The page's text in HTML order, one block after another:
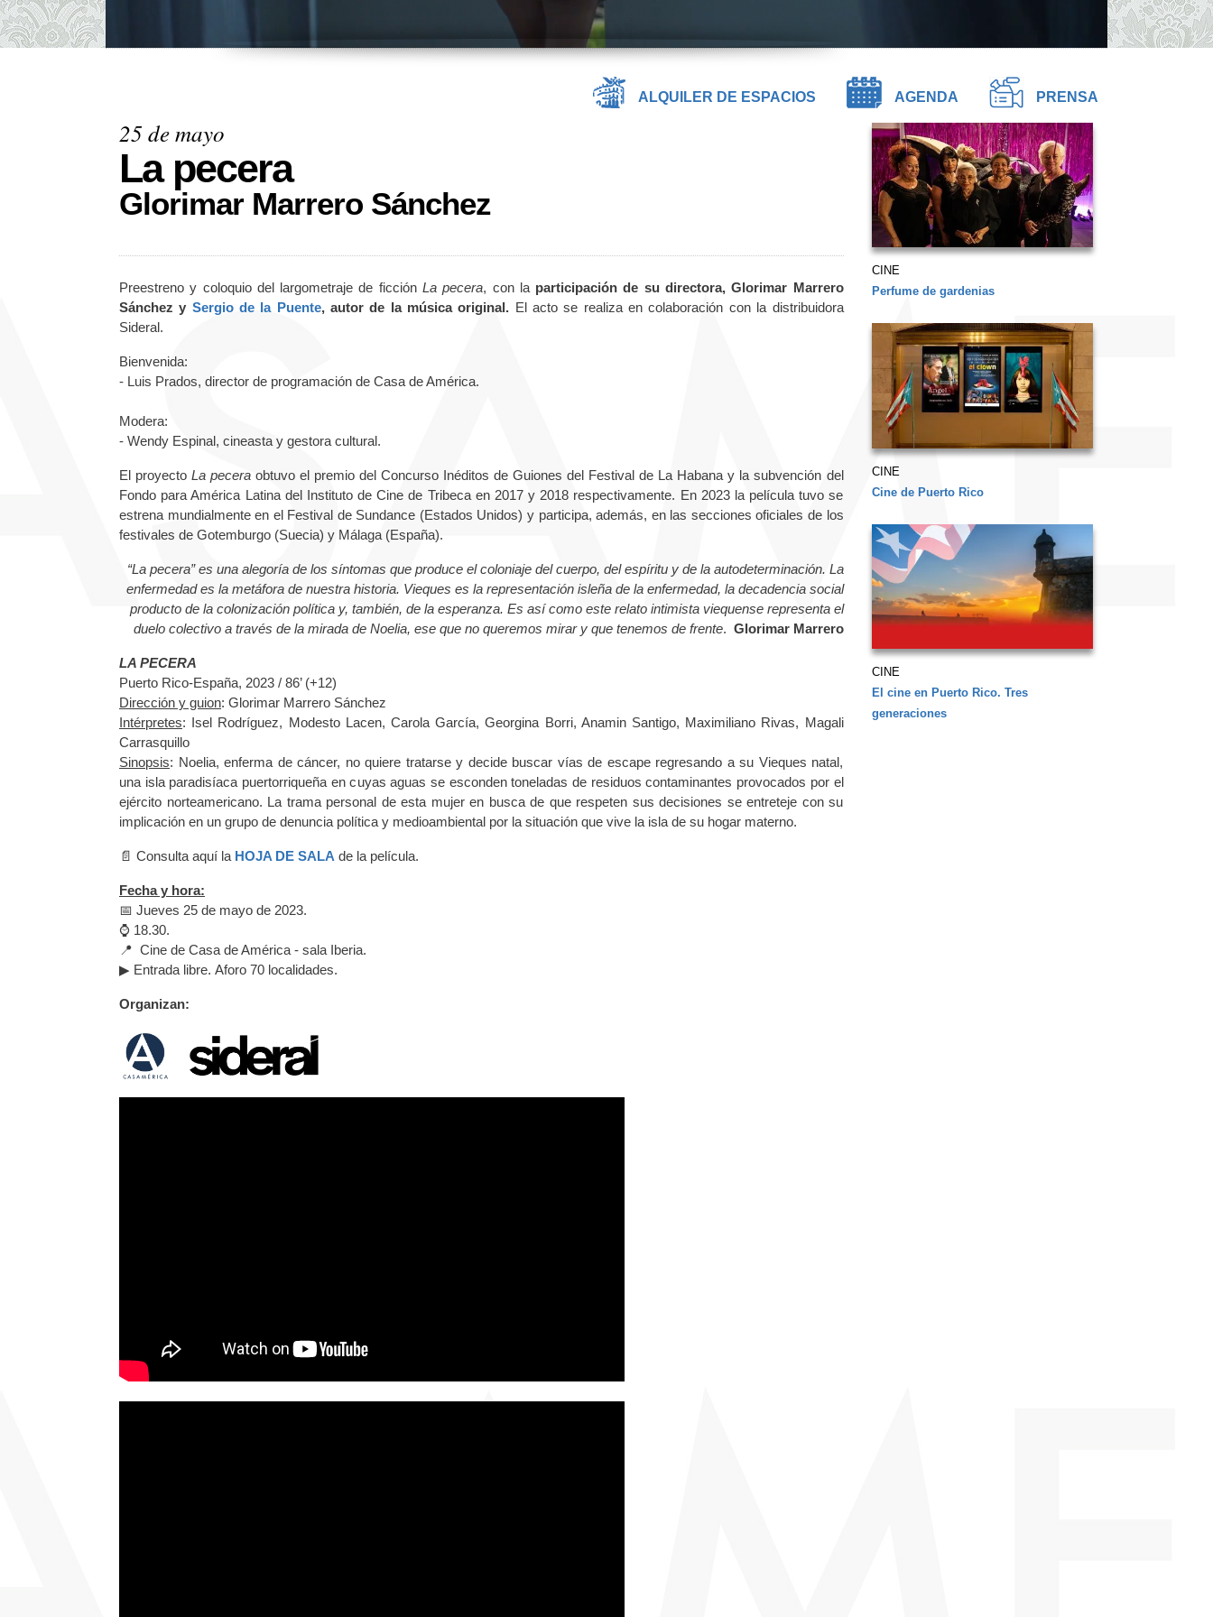
ALQUILER DE ESPACIOS AGENDA PRENSA
25 de mayo
La pecera
Glorimar Marrero Sánchez
Preestreno y coloquio del largometraje de ficción La pecera, con la participación de su directora, Glorimar Marrero
Sánchez y Sergio de la Puente, autor de la música original. El acto se realiza en colaboración con la distribuidora
Sideral.
Bienvenida:
- Luis Prados, director de programación de Casa de América.
Modera:
- Wendy Espinal, cineasta y gestora cultural.
El proyectoLa pecera obtuvo el premio del Concurso Inéditos de Guiones del Festival de La Habana y la subvención del
Fondo para América Latina del Instituto de Cine de Tribeca en 2017 y 2018 respectivamente. En 2023 la película tuvo se
estrena mundialmente en el Festival de Sundance (Estados Unidos) y participa, además, en las secciones oficiales de los
festivales de Gotemburgo (Suecia) y Málaga (España).
“La pecera” es una alegoría de los síntomas que produce el coloniaje del cuerpo, del espíritu y de la autodeterminación. La
enfermedad es la metáfora de nuestra historia. Vieques es la representación isleña de la enfermedad, la decadencia social
producto de la colonización política y, también, de la esperanza. Es así como este relato intimista viequense representa el
duelo colectivo a través de la mirada de Noelia, ese que no queremos mirar y que tenemos de frente. Glorimar Marrero
LA PECERA
Puerto Rico-España, 2023 / 86’ (+12)
Dirección y guion: Glorimar Marrero Sánchez
Intérpretes: Isel Rodríguez, Modesto Lacen, Carola García, Georgina Borri, Anamin Santigo, Maximiliano Rivas, Magali
Carrasquillo
Sinopsis: Noelia, enferma de cáncer, no quiere tratarse y decide buscar vías de escape regresando a su Vieques natal,
una isla paradisíaca puertorriqueña en cuyas aguas se esconden toneladas de residuos contaminantes provocados por el
ejército norteamericano. La trama personal de esta mujer en busca de que respeten sus decisiones se entreteje con su
implicación en un grupo de denuncia política y medioambiental por la situación que vive la isla de su hogar materno.
📄 Consulta aquí la HOJA DE SALA de la película.
Fecha y hora:
📅 Jueves 25 de mayo de 2023.
⌚ 18.30.
📍 Cine de Casa de América - sala Iberia.
▶ Entrada libre. Aforo 70 localidades.
Organizan:
CINE
Perfume de gardenias
CINE
Cine de Puerto Rico
CINE
El cine en Puerto Rico. Tres
generaciones